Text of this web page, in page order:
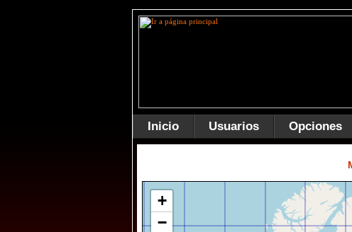
Inicio Usuarios Opciones
BR CR DR ER FR
+
−